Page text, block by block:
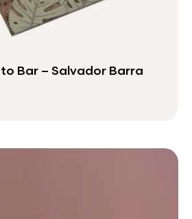
Bar – Salvador Barra